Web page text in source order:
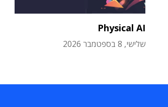
Physical AI
שלישי, 8 בספטמבר 2026